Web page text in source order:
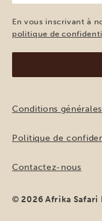
e-
mail
(Nécessaire)
En vous inscrivant à
politique de
Conditions
Politique de
Contactez-nous
© 2026 Afrika Safari